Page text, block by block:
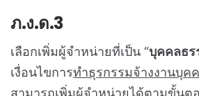
ภ.ง.ด.3
เลือกเพิ่มผู้จำหน่ายที่เป็น “บุคคลธร
เงื่อนไขการทำธุรกรรมจ้างงานบุค
สามารถเพิ่มผู้จำหน่ายได้ตามขั้นต